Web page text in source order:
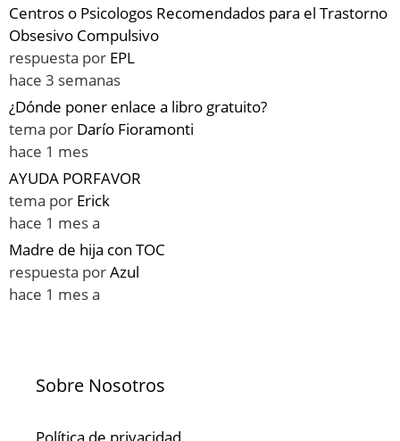
Centros o Psicologos Recomendados para el Trastorno
Obsesivo Compulsivo
respuesta por EPL
hace 3 semanas
¿Dónde poner enlace a libro gratuito?
tema por Darío Fioramonti
hace 1 mes
AYUDA PORFAVOR
tema por Erick
hace 1 mes a
Madre de hija con TOC
respuesta porAzul
hace 1 mes a
Sobre Nosotros